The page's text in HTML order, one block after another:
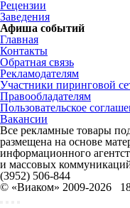
Рецензии
Заведения
Афиша событий
Главная
Контакты
Обратная связь
Рекламодателям
Участники пиринговой
Правообладателям
Пользовательское
Вакансии
Все рекламные товары
размещена на основе
информационного
и массовых
(3952) 506-844
© «Виаком» 2009-2026